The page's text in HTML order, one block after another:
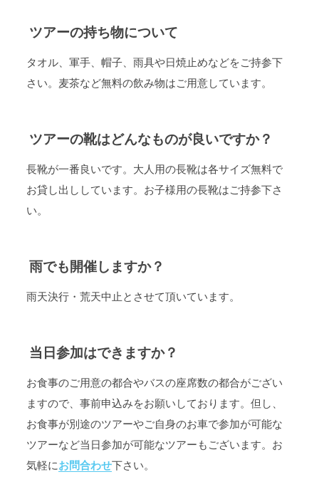
ツアーの持ち物について
タオル、軍手、帽子、雨具や日焼止めなどをご持参下
さい。麦茶など無料の飲み物はご用意しています。
ツアーの靴はどんなものが良いですか？
長靴が一番良いです。大人用の長靴は各サイズ無料で
お貸し出ししています。お子様用の長靴はご持参下さ
い。
雨でも開催しますか？
雨天決行・荒天中止とさせて頂いています。
当日参加はできますか？
お食事のご用意の都合やバスの座席数の都合がござい
ますので、事前申込みをお願いしております。但し、
お食事が別途のツアーやご自身のお車で参加が可能な
ツアーなど当日参加が可能なツアーもございます。お
気軽にお問合わせ下さい。